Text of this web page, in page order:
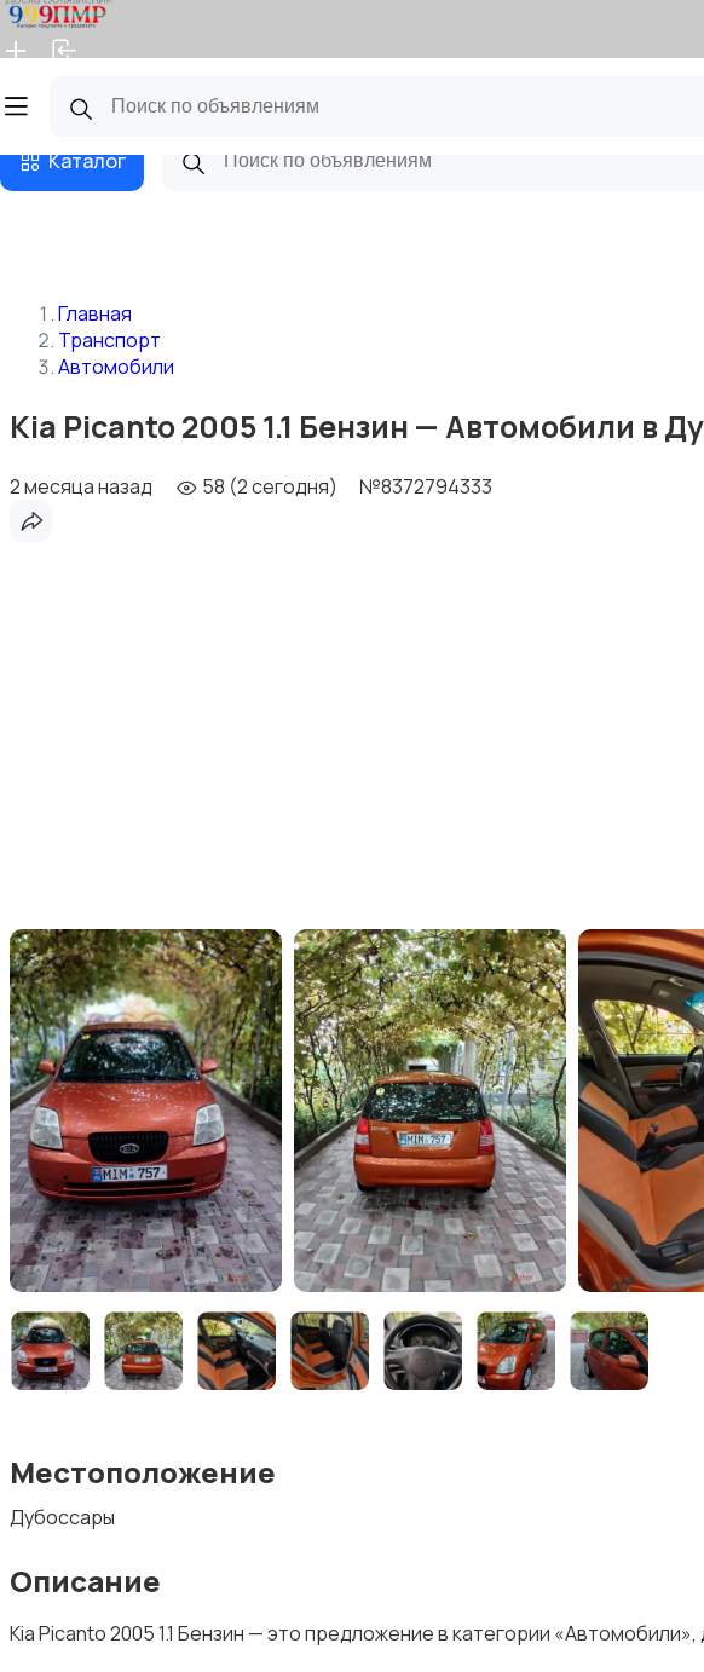
Главная
Каталог
Главная
Транспорт
Автомобили
Kia Picanto 2005 1.1 Бензин — Автомобили в
2 месяца назад 58 (2 сегодня) №8372794333
Местоположение
Дубоссары
Описание
Kia Picanto 2005 1.1 Бензин — это предложение в категории